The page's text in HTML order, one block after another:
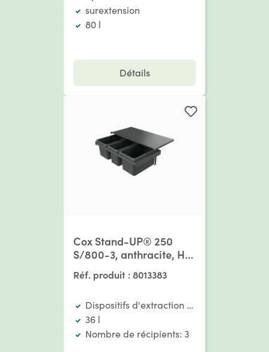
surextension
80 l
Détails
Cox Stand-UP® 250
S/800-3, anthracite, H
250 mm
Réf. produit :8013383
Dispositifs d'extraction existants
36 l
Nombre de récipients: 3